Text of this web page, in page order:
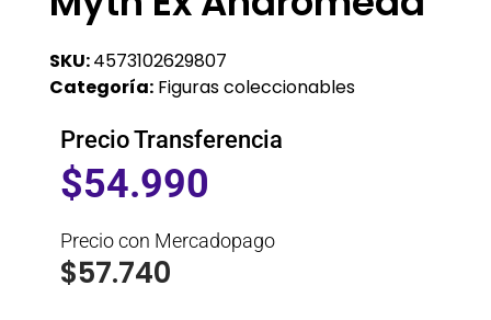
SKU:4573102629807
Categoría: Figuras coleccionables
Precio Transferencia
$54.990
Precio con Mercadopago
$57.740